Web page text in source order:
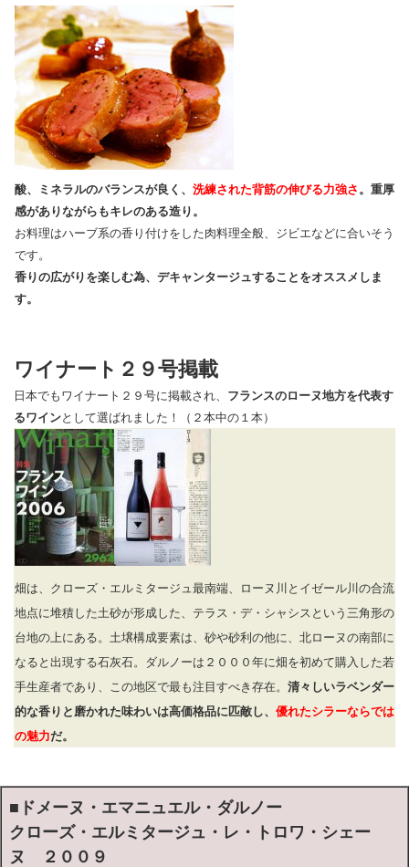
酸、ミネラルのバランスが良く、 洗練された背筋の伸びる力強さ 。重厚
感がありながらもキレのある造り。
お料理はハーブ系の香り付けをした肉料理全般、ジビエなどに合いそう
です。
香りの広がりを楽しむ為、デキャンタージュすることをオススメしま
す。
ワイナート２９号掲載
日本でもワイナート２９号に掲載され、 フランスのローヌ地方を代表す
るワインとして選ばれました！（２本中の１本）
畑は、クローズ・エルミタージュ最南端、ローヌ川とイゼール川の合流
地点に堆積した土砂が形成した、テラス・デ・シャシスという三角形の
台地の上にある。土壌構成要素は、砂や砂利の他に、北ローヌの南部に
なると出現する石灰石。ダルノーは２０００年に畑を初めて購入した若
手生産者であり、この地区で最も注目すべき存在。 清々しいラベンダー
的な香りと磨かれた味わいは高価格品に匹敵し、 優れたシラーならでは
の魅力だ。
■ ドメーヌ・エマニュエル・ダルノー
クローズ・エルミタージュ・レ・トロワ・シェー
ヌ ２００９